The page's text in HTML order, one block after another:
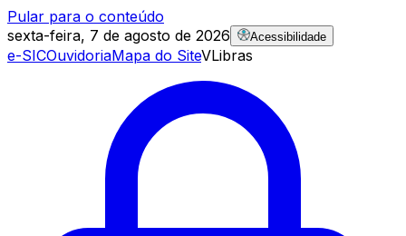
Pular para o conteúdo
sexta-feira, 7 de agosto de 2026
Acessibilidade
e-SICOuvidoriaMapa do SiteVLibras